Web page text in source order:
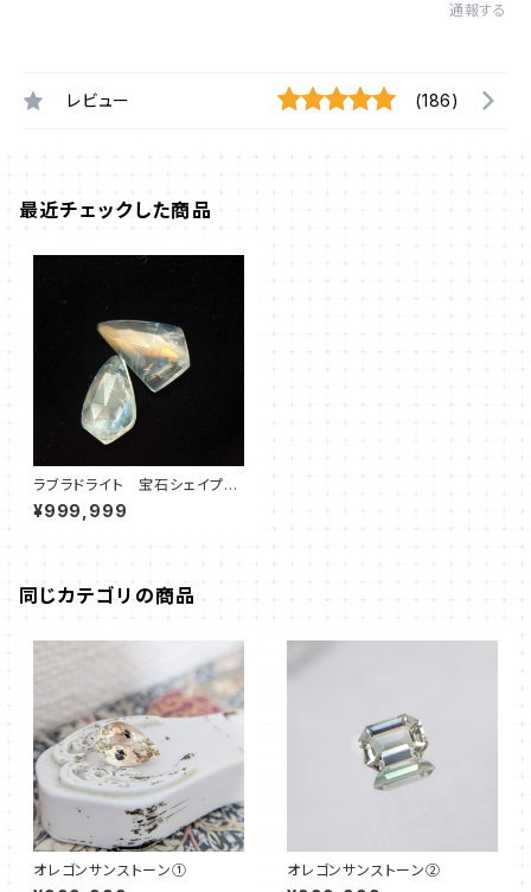
通報する
レビュー (186)
最近チェックした商品
ラブラドライト 宝石シェイプ2p
cセット
¥999,999
同じカテゴリの商品
オレゴンサンストーン① オレゴンサンストーン②